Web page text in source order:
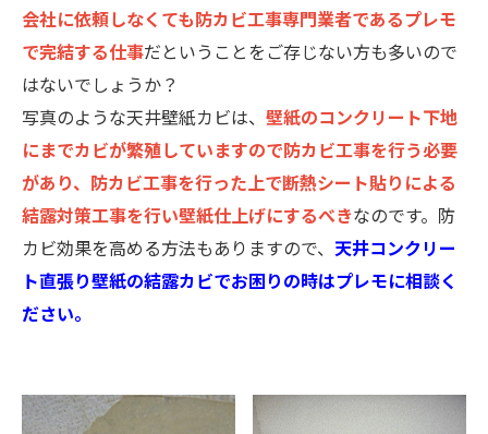
会社に依頼しなくても防カビ工事専門業者であるプレモ
で完結する仕事だということをご存じない方も多いので
はないでしょうか？
写真のような天井壁紙カビは、 壁紙のコンクリート下地
にまでカビが繁殖していますので防カビ工事を行う必要
があり、防カビ工事を行った上で断熱シート貼りによる
結露対策工事を行い壁紙仕上げにするべきなのです。防
カビ効果を高める方法もありますので、 天井コンクリー
ト直張り壁紙の結露カビでお困りの時はプレモに相談く
ださい。